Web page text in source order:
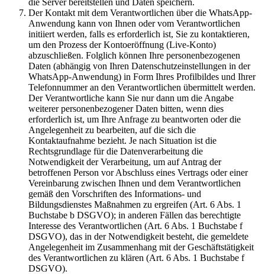
die Server bereitstellen und Daten speichern.
Der Kontakt mit dem Verantwortlichen über die WhatsApp-
Anwendung kann von Ihnen oder vom Verantwortlichen
initiiert werden, falls es erforderlich ist, Sie zu kontaktieren,
um den Prozess der Kontoeröffnung (Live-Konto)
abzuschließen. Folglich können Ihre personenbezogenen
Daten (abhängig von Ihren Datenschutzeinstellungen in der
WhatsApp-Anwendung) in Form Ihres Profilbildes und Ihrer
Telefonnummer an den Verantwortlichen übermittelt werden.
Der Verantwortliche kann Sie nur dann um die Angabe
weiterer personenbezogener Daten bitten, wenn dies
erforderlich ist, um Ihre Anfrage zu beantworten oder die
Angelegenheit zu bearbeiten, auf die sich die
Kontaktaufnahme bezieht. Je nach Situation ist die
Rechtsgrundlage für die Datenverarbeitung die
Notwendigkeit der Verarbeitung, um auf Antrag der
betroffenen Person vor Abschluss eines Vertrags oder einer
Vereinbarung zwischen Ihnen und dem Verantwortlichen
gemäß den Vorschriften des Informations- und
Bildungsdienstes Maßnahmen zu ergreifen (Art. 6 Abs. 1
Buchstabe b DSGVO); in anderen Fällen das berechtigte
Interesse des Verantwortlichen (Art. 6 Abs. 1 Buchstabe f
DSGVO), das in der Notwendigkeit besteht, die gemeldete
Angelegenheit im Zusammenhang mit der Geschäftstätigkeit
des Verantwortlichen zu klären (Art. 6 Abs. 1 Buchstabe f
DSGVO).